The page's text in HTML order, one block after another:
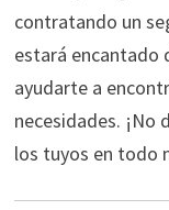
contratando un
estará encantado
ayudarte a
necesidades. ¡No
los tuyos en todo